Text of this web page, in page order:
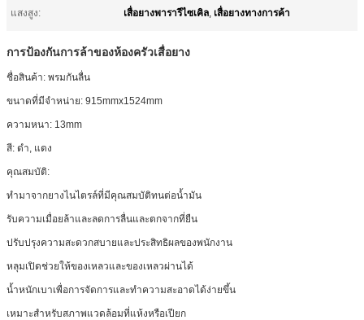
แสงสูง:
เสื่อยางพารารีไซเคิล, เสื่อยางทางการค้า
การป้องกันการล้าของห้องครัวเสื่อยาง
ชื่อสินค้า: พรมกันลื่น
ขนาดที่มีจำหน่าย: 915mmx1524mm
ความหนา: 13mm
สี: ดำ, แดง
คุณสมบัติ:
ทำมาจากยางไนไตรล์ที่มีคุณสมบัติทนต่อน้ำมัน
รับความเมื่อยล้าและลดการลื่นและตกจากที่ยืน
ปรับปรุงความสะดวกสบายและประสิทธิผลของพนักงาน
หลุมเปิดช่วยให้ของเหลวและของเหลวผ่านได้
น้ำหนักเบาเพื่อการจัดการและทำความสะอาดได้ง่ายขึ้น
เหมาะสำหรับสภาพแวดล้อมที่แห้งหรือเปียก